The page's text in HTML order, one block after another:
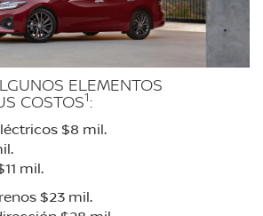
ELEMENTOS
COSTOS1:
$8 mil.
mil.
$23 mil.